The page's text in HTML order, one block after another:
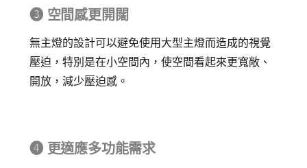
➌ 空間感更開闊
無主燈的設計可以避免使用大型主燈而造成的視覺
壓迫，特別是在小空間內，使空間看起來更寬敞、
開放，減少壓迫感。
➍ 更適應多功能需求